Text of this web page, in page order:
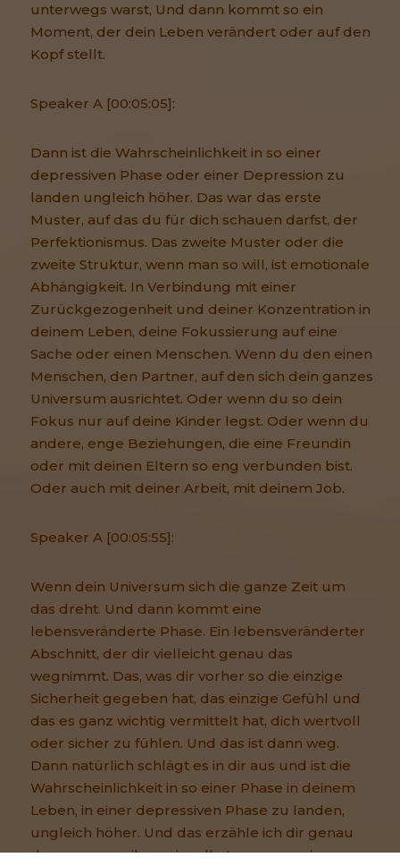
unterwegs warst, Und dann kommt so ein
Moment, der dein Leben verändert oder auf den
Kopf stellt.
Speaker A [00:05:05]:
Dann ist die Wahrscheinlichkeit in so einer
depressiven Phase oder einer Depression zu
landen ungleich höher. Das war das erste
Muster, auf das du für dich schauen darfst, der
Perfektionismus. Das zweite Muster oder die
zweite Struktur, wenn man so will, ist emotionale
Abhängigkeit. In Verbindung mit einer
Zurückgezogenheit und deiner Konzentration in
deinem Leben, deine Fokussierung auf eine
Sache oder einen Menschen. Wenn du den einen
Menschen, den Partner, auf den sich dein ganzes
Universum ausrichtet. Oder wenn du so dein
Fokus nur auf deine Kinder legst. Oder wenn du
andere, enge Beziehungen, die eine Freundin
oder mit deinen Eltern so eng verbunden bist.
Oder auch mit deiner Arbeit, mit deinem Job.
Speaker A [00:05:55]:
Wenn dein Universum sich die ganze Zeit um
das dreht. Und dann kommt eine
lebensveränderte Phase. Ein lebensveränderter
Abschnitt, der dir vielleicht genau das
wegnimmt. Das, was dir vorher so die einzige
Sicherheit gegeben hat, das einzige Gefühl und
das es ganz wichtig vermittelt hat, dich wertvoll
oder sicher zu fühlen. Und das ist dann weg.
Dann natürlich schlägt es in dir aus und ist die
Wahrscheinlichkeit in so einer Phase in deinem
Leben, in einer depressiven Phase zu landen,
ungleich höher. Und das erzähle ich dir genau
deswegen, weil es mir selbst genauso ging.